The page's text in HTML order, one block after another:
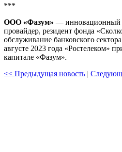
***
OOO «Фазум» — инновационный
провайдер, резидент фонда
обслуживание банковского
августе 2023 года «Ростелеком»
капитале «Фазум».
<< Предыдущая новость |